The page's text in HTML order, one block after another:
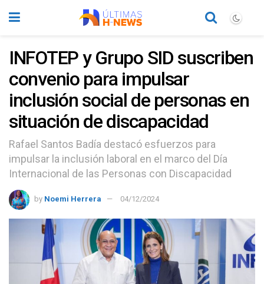
INFOTEP y Grupo SID suscriben
convenio para impulsar
inclusión social de personas en
situación de discapacidad
Rafael Santos Badía destacó esfuerzos para
impulsar la inclusión laboral en el marco del Día
Internacional de las Personas con Discapacidad
by Noemi Herrera 04/12/2024